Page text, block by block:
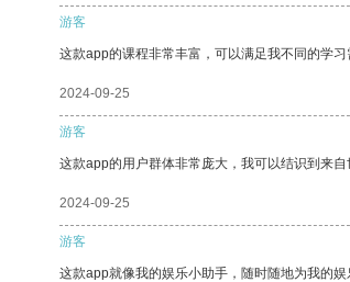
游客
这款app的课程非常丰富，可以满足我不同的学习
2024-09-25
游客
这款app的用户群体非常庞大，我可以结识到来自
2024-09-25
游客
这款app就像我的娱乐小助手，随时随地为我的娱